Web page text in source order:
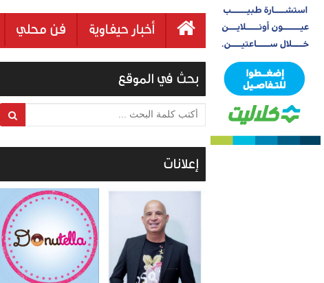
أخبار حيفاوية فن محلي
بحث في الموقع
أكتب كلمة البحث ...
إعلانات